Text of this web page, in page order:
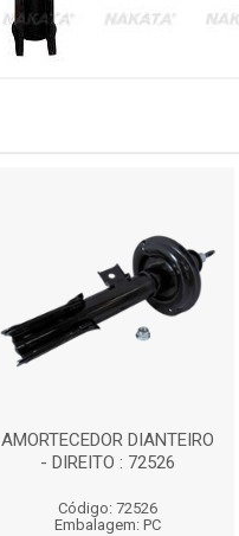
AMORTECEDOR DIANTEIRO
- DIREITO : 72526
Código: 72526
Embalagem: PC